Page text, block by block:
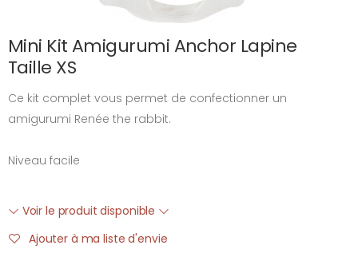
Mini Kit Amigurumi Anchor Lapine
Taille XS
Ce kit complet vous permet de confectionner un
amigurumi Renée the rabbit.
Niveau facile
Voir le produit disponible
Ajouter à ma liste d'envie